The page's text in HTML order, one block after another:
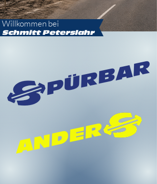
Willkommen bei
Schmitt Peterslahr
PÜRBAR
ANDER